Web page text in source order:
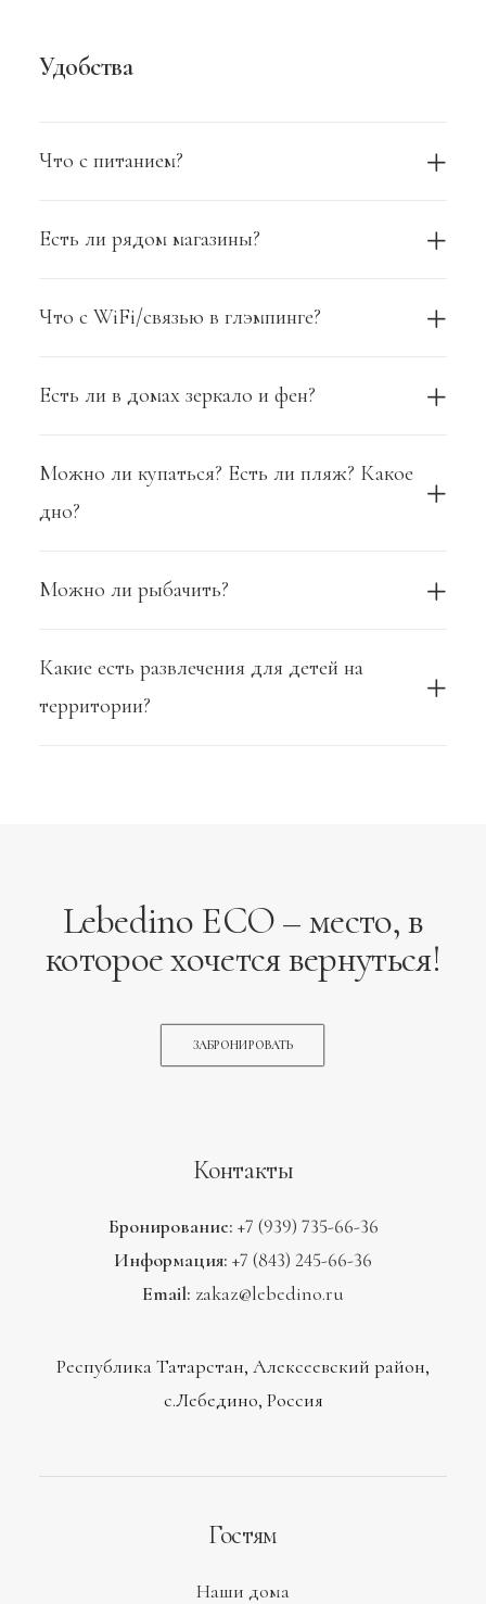
Удобства
Что с питанием?
Есть ли рядом магазины?
Что с WiFi/связью в глэмпинге?
Есть ли в домах зеркало и фен?
Можно ли купаться? Есть ли пляж? Какое
дно?
Можно ли рыбачить?
Какие есть развлечения для детей на
территории?
Lebedino ECO – место, в
которое хочется вернуться!
ЗАБРОНИРОВАТЬ
Контакты
Бронирование: +7 (939) 735-66-36
Информация: +7 (843) 245-66-36
Email: zakaz@lebedino.ru
Республика Татарстан, Алексеевский район,
с.Лебедино, Россия
Гостям
Наши дома